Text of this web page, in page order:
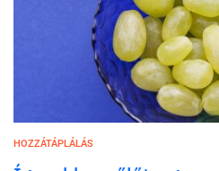
HOZZÁTÁPLÁLÁS